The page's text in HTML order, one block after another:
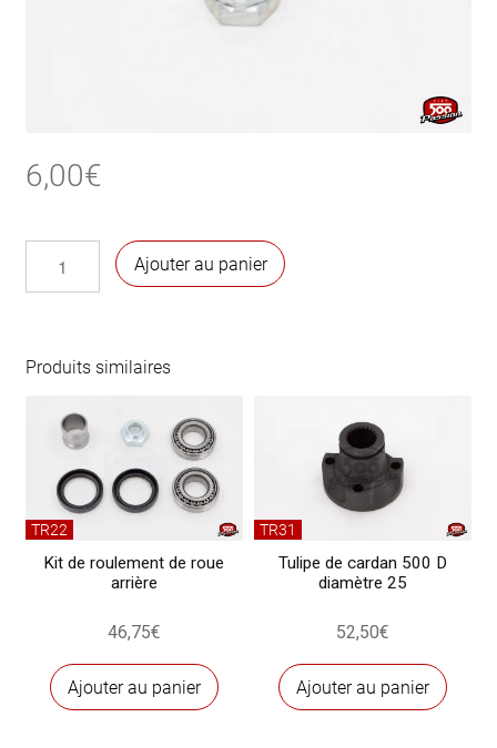
6,00€
d’arbre
Ajouter au panier
Produits similaires
TR22
Kit de roulement de roue
arrière
46,75€
Ajouter au panier
TR31
Tulipe de cardan 500 D
diamètre 25
52,50€
Ajouter au panier